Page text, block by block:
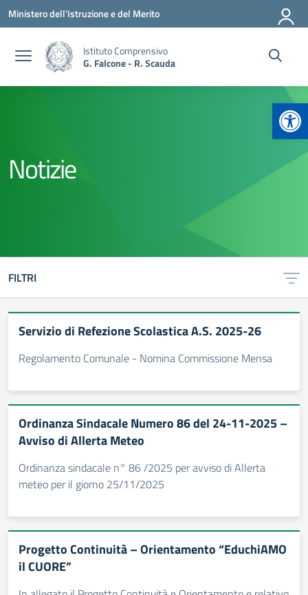
Vai ai contenuti
Vai al menu di navigazione
Vai al footer
Ministero dell'Istruzione e del Merito
Istituto Comprensivo
G. Falcone - R. Scauda
Notizie
FILTRI
Servizio di Refezione Scolastica A.S. 2025-26
Regolamento Comunale - Nomina Commissione Mensa
Ordinanza Sindacale Numero 86 del 24-11-2025 –
Avviso di Allerta Meteo
Ordinanza sindacale n° 86 /2025 per avviso di Allerta
meteo per il giorno 25/11/2025
Progetto Continuità – Orientamento “EduchiAMO
il CUORE”